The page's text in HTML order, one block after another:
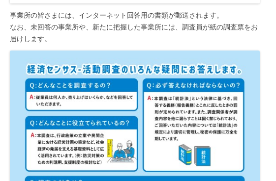
事業所の皆さまには、インターネット回答用の書類が郵送されます。
なお、未回答の事業所や、新たに把握した事業所には、調査員が紙の調査票をお
届けします。